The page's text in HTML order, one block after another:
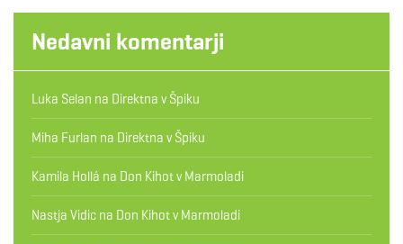
Nedavni komentarji
Luka Selan na Direktna v Špiku
Miha Furlan na Direktna v Špiku
Kamila Hollá na Don Kihot v Marmoladi
Nastja Vidic na Don Kihot v Marmoladi